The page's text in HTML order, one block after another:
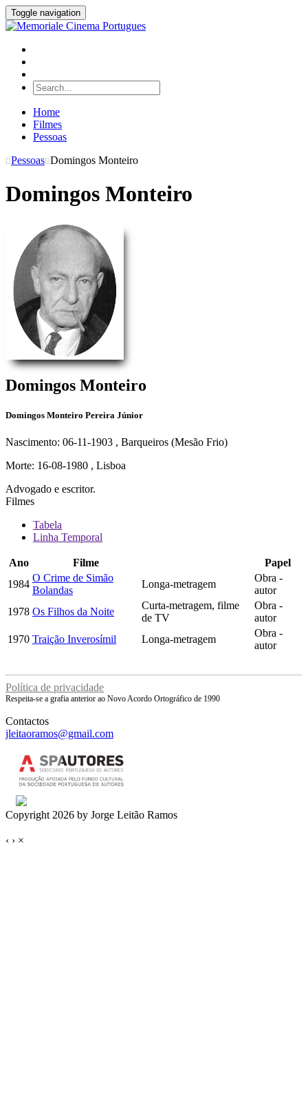
Toggle navigation
Home
Filmes
Pessoas
Pessoas Domingos Monteiro
Domingos Monteiro
Domingos Monteiro
Domingos Monteiro Pereira Júnior
Nascimento: 06-11-1903 , Barqueiros (Mesão Frio)
Morte: 16-08-1980 , Lisboa
Advogado e escritor.
Filmes
Tabela
Linha Temporal
Ano Filme
Papel
1984
O Crime de Simão
Bolandas
Longa-metragem
Obra -
autor
1978 Os Filhos da Noite
Curta-metragem, filme
de TV
Obra -
autor
1970 Traição Inverosímil Longa-metragem
Obra -
autor
Política de privacidade
Respeita-se a grafia anterior ao Novo Acordo Ortográfico de 1990
Contactos
jleitaoramos@gmail.com
Copyright 2026 by Jorge Leitão Ramos
‹ › ×